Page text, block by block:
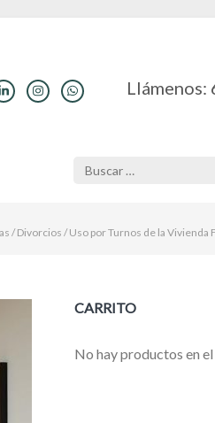
/ Divorcios / Uso por Turnos de la Vivienda
CARRITO
No hay productos en